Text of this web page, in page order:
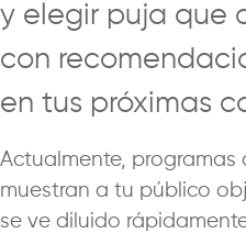
y elegir puja que
con
en tus próximas
Actualmente, programas
muestran a tu público
se ve diluido